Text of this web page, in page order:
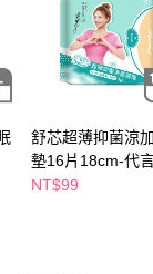
home
後付」服務完成之交
關給付款項請求債
意方可使用
公司不負相關責
舒芯超薄抑菌涼
墊16片18cm-代
NT$99